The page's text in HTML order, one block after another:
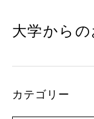
大学から
カテゴリー